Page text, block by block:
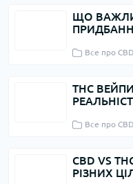
ЩО
Все про
THC
Все про
CBD VS
РІЗНИХ